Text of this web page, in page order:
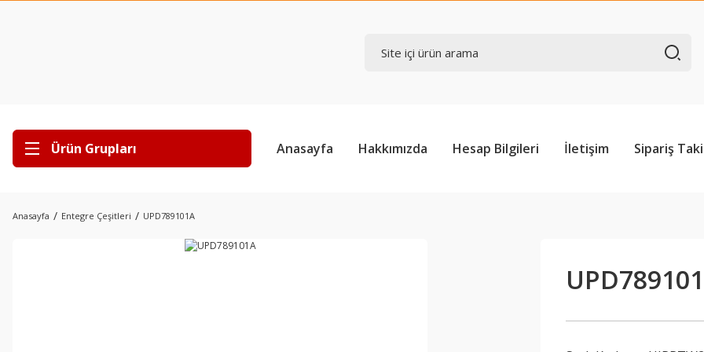
Ürün Grupları Anasayfa Hakkımızda Hesap Bilgileri İletişim Sipariş
Anasayfa Entegre Çeşitleri UPD789101A